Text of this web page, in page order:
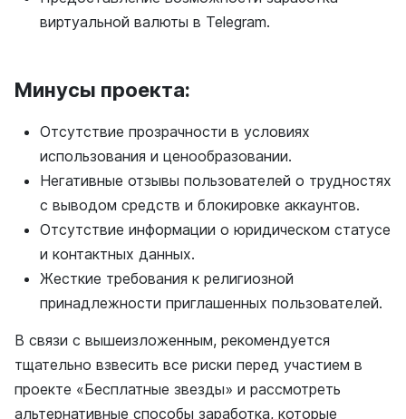
виртуальной валюты в Telegram.
Минусы проекта:
Отсутствие прозрачности в условиях
использования и ценообразовании.
Негативные отзывы пользователей о трудностях
с выводом средств и блокировке аккаунтов.
Отсутствие информации о юридическом статусе
и контактных данных.
Жесткие требования к религиозной
принадлежности приглашенных пользователей.
В связи с вышеизложенным, рекомендуется
тщательно взвесить все риски перед участием в
проекте «Бесплатные звезды» и рассмотреть
альтернативные способы заработка, которые